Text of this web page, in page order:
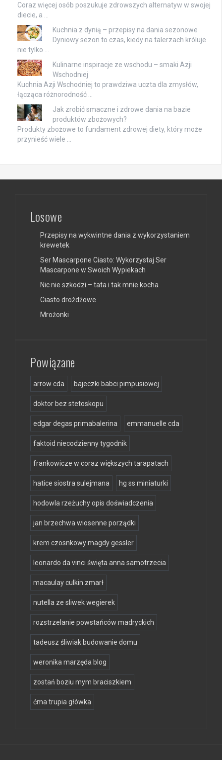
Coraz więcej osób poszukuje zdrowszych alternatyw w swojej
diecie, a …
Kuchnia z dynią – przepisy na dania sezonowe
Dyniowy sezon to czas, kiedy na talerzach króluje
nie tylko …
Kulinarne inspiracje ze wschodu – smaki Azji
Wschodniej
Kuchnia Azji Wschodniej to prawdziwa uczta dla zmysłów,
łącząca różnorodność …
Jak zrobić smaczne i zdrowe dania na bazie
produktów zbożowych?
Produkty zbożowe to fundament zdrowej diety, który może
przynieść wiele …
Losowe
Przepisy na wykwintne dania z wykorzystaniem
krewetek
Ser Mascarpone Ciasto: Wykorzystaj Ser
Mascarpone w Swoich Wypiekach
Nic nie szkodzi – tata i tak mnie kocha
Ciasto drożdżowe
Mrożonki
Powiązane
arrow cda bajeczki babci pimpusiowej
doktor bez stetoskopu
edgar degas primabalerina emmanuelle cda
faktoid niecodzienny tygodnik
frankowicze w coraz większych tarapatach
hatice siostra sulejmana hg ss miniaturki
hodowla rzeżuchy opis doświadczenia
jan brzechwa wiosenne porządki
krem czosnkowy magdy gessler
leonardo da vinci święta anna samotrzecia
macaulay culkin zmarł
nutella ze sliwek wegierek
rozstrzelanie powstańców madryckich
tadeusz śliwiak budowanie domu
weronika marzęda blog
zostań boziu mym braciszkiem
ćma trupia główka